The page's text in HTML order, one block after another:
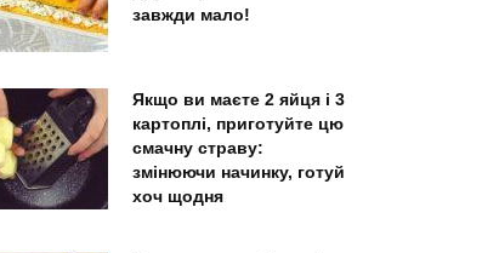
завжди мало!
Якщо ви маєте 2 яйця і 3
картоплі, приготуйте цю
смачну страву:
змінюючи начинку, готуй
хоч щодня